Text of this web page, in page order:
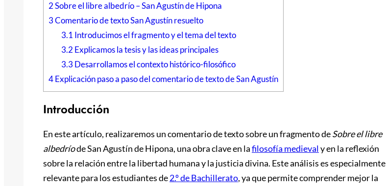
2Sobre el libre albedrío – San Agustín de Hipona
3Comentario de texto San Agustín resuelto
3.1 Introducimos el fragmento y el tema del texto
3.2 Explicamos la tesis y las ideas principales
3.3 Desarrollamos el contexto histórico-filosófico
4Explicación paso a paso del comentario de texto de San Agustín
Introducción
En este artículo, realizaremos un comentario de texto sobre un fragmento deSobre el libre
albedríode San Agustín de Hipona, una obra clave en lafilosofía medievaly en la reflexión
sobre la relación entre la libertad humana y la justicia divina. Este análisis es especialmente
relevante para los estudiantes de2.º de Bachillerato, ya que permite comprender mejor la